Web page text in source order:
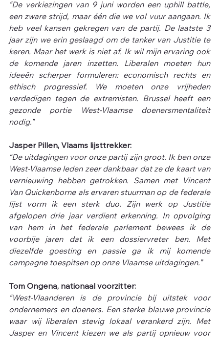
“De verkiezingen van 9 juni worden een uphill battle,
een zware strijd, maar één die we vol vuur aangaan. Ik
heb veel kansen gekregen van de partij. De laatste 3
jaar zijn we erin geslaagd om de tanker van Justitie te
keren. Maar het werk is niet af. Ik wil mijn ervaring ook
de komende jaren inzetten. Liberalen moeten hun
ideeën scherper formuleren: economisch rechts en
ethisch progressief. We moeten onze vrijheden
verdedigen tegen de extremisten. Brussel heeft een
gezonde portie West-Vlaamse doenersmentaliteit
nodig.”
Jasper Pillen, Vlaams lijsttrekker:
“De uitdagingen voor onze partij zijn groot. Ik ben onze
West-Vlaamse leden zeer dankbaar dat ze de kaart van
vernieuwing hebben getrokken. Samen met Vincent
Van Quickenborne als ervaren stuurman op de federale
lijst vorm ik een sterk duo. Zijn werk op Justitie
afgelopen drie jaar verdient erkenning. In opvolging
van hem in het federale parlement bewees ik de
voorbije jaren dat ik een dossiervreter ben. Met
diezelfde goesting en passie ga ik mij komende
campagne toespitsen op onze Vlaamse uitdagingen.”
Tom Ongena, nationaal voorzitter:
“West-Vlaanderen is de provincie bij uitstek voor
ondernemers en doeners. Een sterke blauwe provincie
waar wij liberalen stevig lokaal verankerd zijn. Met
Jasper en Vincent kiezen we als partij opnieuw voor